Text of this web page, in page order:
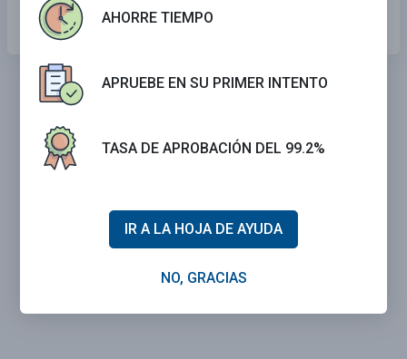
AHORRE TIEMPO
APRUEBE EN SU PRIMER INTENTO
TASA DE APROBACIÓN DEL 99.2%
IR A LA HOJA DE AYUDA
NO, GRACIAS